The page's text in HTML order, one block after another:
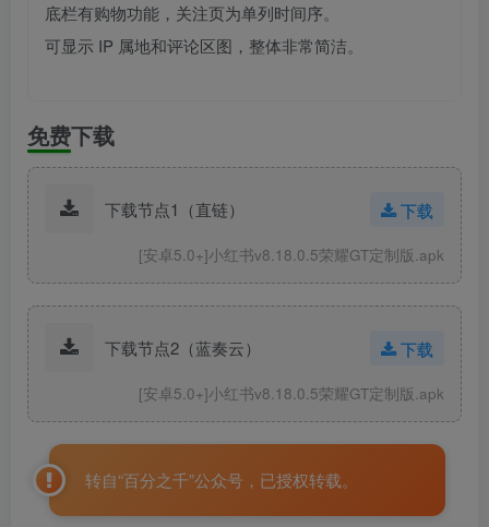
底栏有购物功能，关注页为单列时间序。
可显示 IP 属地和评论区图，整体非常简洁。
免费下载
下载节点1（直链） 下载
[安卓5.0+]小红书v8.18.0.5荣耀GT定制版.apk
下载节点2（蓝奏云） 下载
[安卓5.0+]小红书v8.18.0.5荣耀GT定制版.apk
转自“百分之千”公众号，已授权转载。